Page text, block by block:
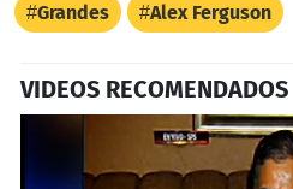
Grandes Alex Ferguson
VIDEOS RECOMENDADOS